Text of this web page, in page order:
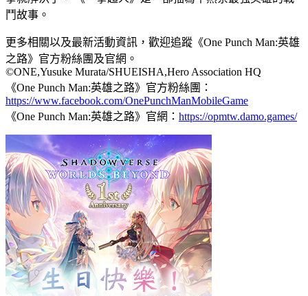
鬥故事。
更多相關以及最新活動資訊，歡迎追蹤《One Punch Man:英雄
之路》官方粉絲團及官網。
©ONE,Yusuke Murata/SHUEISHA,Hero Association HQ
《One Punch Man:英雄之路》官方粉絲團：
https://www.facebook.com/OnePunchManMobileGame
《One Punch Man:英雄之路》官網： https://opmtw.damo.games/